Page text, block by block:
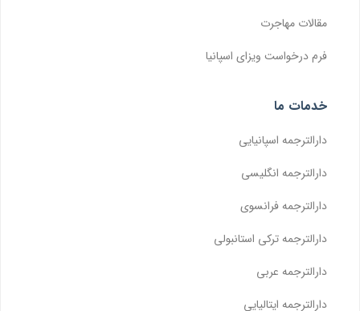
مقالات مهاجرت
فرم درخواست ویزای اسپانیا
خدمات ما
دارالترجمه اسپانیایی
دارالترجمه انگلیسی
دارالترجمه فرانسوی
دارالترجمه ترکی استانبولی
دارالترجمه عربی
دارالترجمه ایتالیایی